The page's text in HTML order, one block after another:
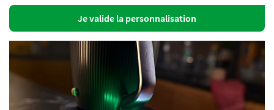
Je valide la personnalisation